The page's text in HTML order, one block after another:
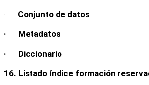
· Conjunto de datos
· Metadatos
· Diccionario
16. Listado índice formación